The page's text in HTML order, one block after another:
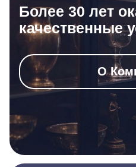
Более 30 лет
качественные
О